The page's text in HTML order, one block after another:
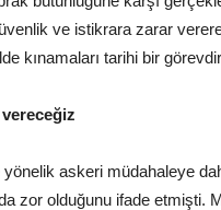
ve istikrara zarar
kınamaları tarihi bir
askeri müdahaleye
zor olduğunu ifade etmişti.